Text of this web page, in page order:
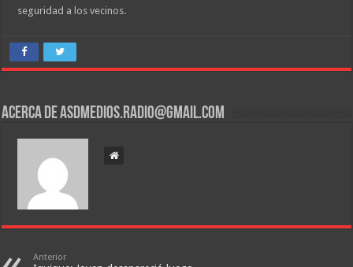
seguridad a los vecinos.
Acerca de asdmedios.radio@gmail.com
Anterior